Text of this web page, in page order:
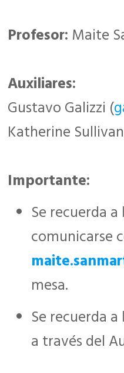
Profesor: Maite
Auxiliares:
Gustavo Galizzi (
Katherine
Importante:
Se recuerda
comunicarse
mesa.
Se recuerda
a través del